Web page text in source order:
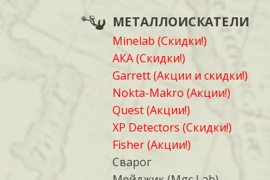
МЕТАЛЛОИСКАТЕЛИ
Minelab (Скидки!)
АКА (Скидки!)
Garrett (Акции и скидки!)
Nokta-Makro (Акции!)
Quest (Акции!)
XP Detectors (Скидки!)
Fisher (Акции!)
Сварог